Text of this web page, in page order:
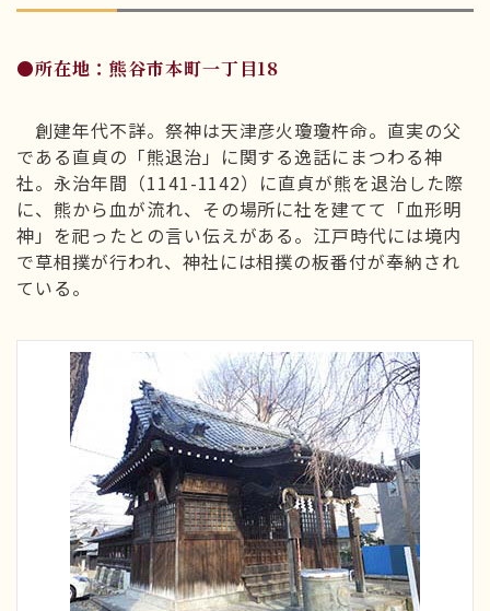
●所在地：熊谷市本町一丁目18
創建年代不詳。祭神は天津彦火瓊瓊杵命。直実の父
である直貞の「熊退治」に関する逸話にまつわる神
社。永治年間（1141-1142）に直貞が熊を退治した際
に、熊から血が流れ、その場所に社を建てて「血形明
神」を祀ったとの言い伝えがある。江戸時代には境内
で草相撲が行われ、神社には相撲の板番付が奉納され
ている。